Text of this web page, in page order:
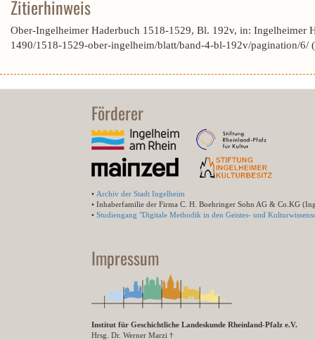
Zitierhinweis
Ober-Ingelheimer Haderbuch 1518-1529, Bl. 192v, in: Ingelheimer
1490/1518-1529-ober-ingelheim/blatt/band-4-bl-192v/pagination/6/
Förderer
• Archiv der Stadt Ingelheim
• Inhaberfamilie der Firma C. H. Boehringer Sohn AG & Co.KG
• Studiengang "Digitale Methodik in den Geistes- und
Impressum
Institut für Geschichtliche Landeskunde Rheinland-Pfalz e.V.
Hrsg. Dr. Werner Marzi †